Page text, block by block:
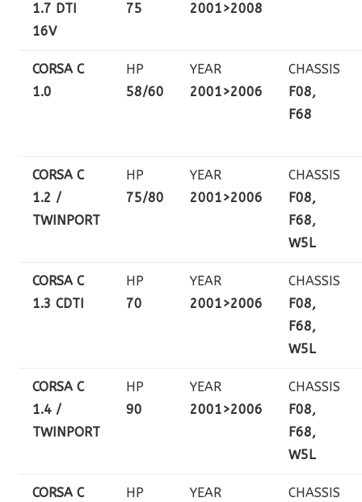
1.7 DTI
16V
75
2001>2008
CORSA C
1.0
HP
58/60
YEAR
2001>2006
CHASSIS
F08,
F68
CORSA C
1.2 /
TWINPORT
HP
75/80
YEAR
2001>2006
CHASSIS
F08,
F68,
W5L
CORSA C
1.3 CDTI
HP
70
YEAR
2001>2006
CHASSIS
F08,
F68,
W5L
CORSA C
1.4 /
TWINPORT
HP
90
YEAR
2001>2006
CHASSIS
F08,
F68,
W5L
CORSA C
HP
YEAR
CHASSIS